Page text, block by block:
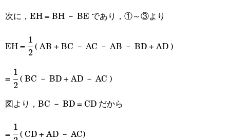
次に，EH = BH － BE であり，①～③より
EH = \cfrac{1}
{2}
2
1
( AB + BC － AC － AB － BD + AD )
= \cfrac{1}
{2}
2
1
( BC － BD + AD － AC )
図より，BC － BD = CD だから
= \cfrac{1}
1
( CD + AD － AC)